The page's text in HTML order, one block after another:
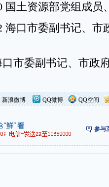
土资源部党组成员
口市委副书记、市
市委副书记、市政
QQ空间
QQ微博
新浪微博
参与